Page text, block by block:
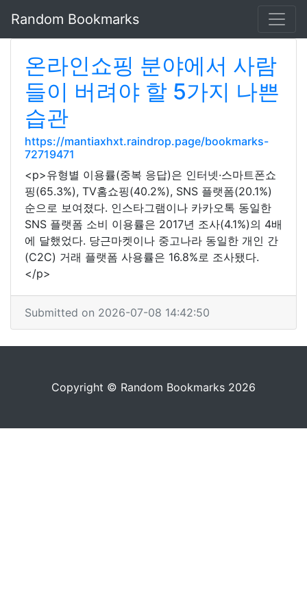
Random Bookmarks
온라인쇼핑 분야에서 사람
들이 버려야 할 5가지 나쁜
습관
https://mantiaxhxt.raindrop.page/bookmarks-
72719471
<p>유형별 이용률(중복 응답)은 인터넷·스마트폰쇼
핑(65.3%), TV홈쇼핑(40.2%), SNS 플랫폼(20.1%)
순으로 보여졌다. 인스타그램이나 카카오톡 동일한
SNS 플랫폼 소비 이용률은 2017년 조사(4.1%)의 4배
에 달했었다. 당근마켓이나 중고나라 동일한 개인 간
(C2C) 거래 플랫폼 사용률은 16.8%로 조사됐다.
</p>
Submitted on 2026-07-08 14:42:50
Copyright © Random Bookmarks 2026